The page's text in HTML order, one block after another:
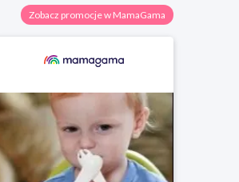
Zobacz promocje w MamaGama